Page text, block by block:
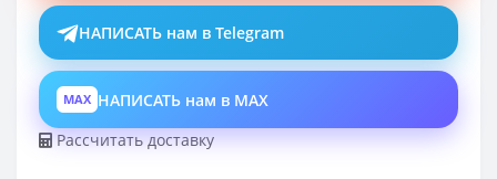
НАПИСАТЬ нам в Telegram
MAX НАПИСАТЬ нам в MAX
Рассчитать доставку